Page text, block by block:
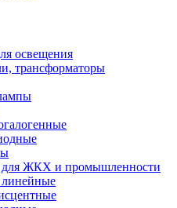
освещения
трансформаторы
для ЖКХ и промышленности